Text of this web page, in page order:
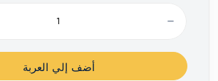
أضف إلي العربة